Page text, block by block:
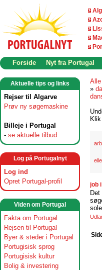
Forside Nyt fra Portugal
Aktuelle tips og links
Rejser til Algarve
Prøv ny søgemaskine
Billeje i Portugal
- se aktuelle tilbud
Log på Portugalnyt
Log ind
Opret Portugal-profil
Viden om Portugal
Fakta om Portugal
Rejsen til Portugal
Byer & steder i Portugal
Portugisisk sprog
Portugisisk kultur
Bolig & investering
»
job